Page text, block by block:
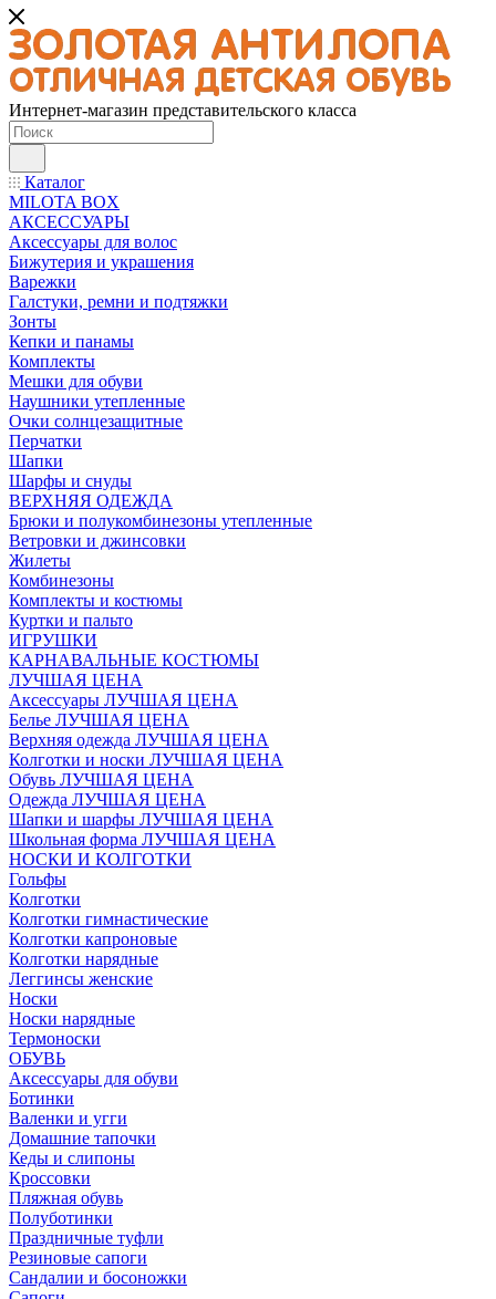
Интернет-магазин представительского класса
Каталог
MILOTA BOX
АКСЕССУАРЫ
Аксессуары для волос
Бижутерия и украшения
Варежки
Галстуки, ремни и подтяжки
Зонты
Кепки и панамы
Комплекты
Мешки для обуви
Наушники утепленные
Очки солнцезащитные
Перчатки
Шапки
Шарфы и снуды
ВЕРХНЯЯ ОДЕЖДА
Брюки и полукомбинезоны утепленные
Ветровки и джинсовки
Жилеты
Комбинезоны
Комплекты и костюмы
Куртки и пальто
ИГРУШКИ
КАРНАВАЛЬНЫЕ КОСТЮМЫ
ЛУЧШАЯ ЦЕНА
Аксессуары ЛУЧШАЯ ЦЕНА
Белье ЛУЧШАЯ ЦЕНА
Верхняя одежда ЛУЧШАЯ ЦЕНА
Колготки и носки ЛУЧШАЯ ЦЕНА
Обувь ЛУЧШАЯ ЦЕНА
Одежда ЛУЧШАЯ ЦЕНА
Шапки и шарфы ЛУЧШАЯ ЦЕНА
Школьная форма ЛУЧШАЯ ЦЕНА
НОСКИ И КОЛГОТКИ
Гольфы
Колготки
Колготки гимнастические
Колготки капроновые
Колготки нарядные
Леггинсы женские
Носки
Носки нарядные
Термоноски
ОБУВЬ
Аксессуары для обуви
Ботинки
Валенки и угги
Домашние тапочки
Кеды и слипоны
Кроссовки
Пляжная обувь
Полуботинки
Праздничные туфли
Резиновые сапоги
Сандалии и босоножки